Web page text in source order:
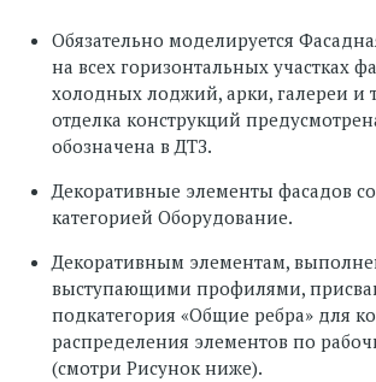
Обязательно моделируется
на всех горизонтальных участках
холодных лоджий, арки, галереи и
отделка конструкций
обозначена в ДТЗ.
Декоративные элементы фасадов
категорией Оборудование.
Декоративным элементам,
выступающими профилями,
подкатегория «Общие ребра» для
распределения элементов по
(смотри Рисунок ниже).